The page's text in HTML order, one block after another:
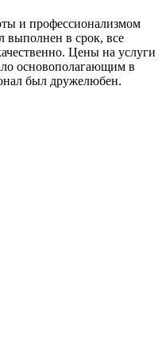
и профессионализмом
выполнен в срок, все
Цены на услуги
основополагающим в
был дружелюбен.